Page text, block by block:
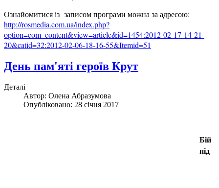
Ознайомитися із записом програми можна за адресою:
http://rosmedia.com.ua/index.php?
option=com_content&view=article&id=1454:2012-02-17-14-21-
20&catid=32:2012-02-06-18-16-55&Itemid=51
День пам'яті героїв Крут
Деталі
Автор: Олена Абразумова
Опубліковано: 28 січня 2017
Бій
під